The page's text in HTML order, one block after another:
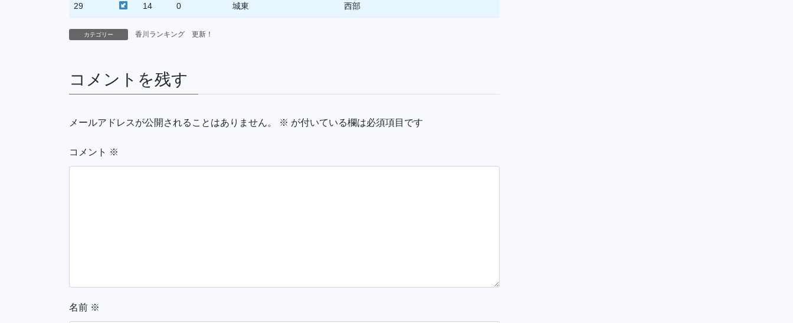
29 14 0 城東 西部
カテゴリー 香川ランキング 更新！
コメントを残す
メールアドレスが公開されることはありません。 ※ が付いている欄は必須項目です
コメント ※
名前 ※